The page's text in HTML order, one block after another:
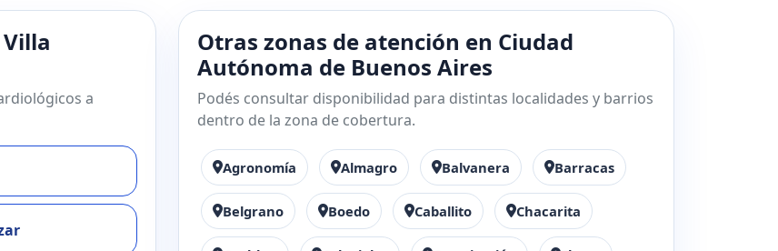
a
Otras zonas de atención en Ciudad
Autónoma de Buenos Aires
Podés consultar disponibilidad para distintas localidades y barrios
dentro de la zona de cobertura.
Agronomía Almagro Balvanera Barracas
Belgrano Boedo Caballito Chacarita